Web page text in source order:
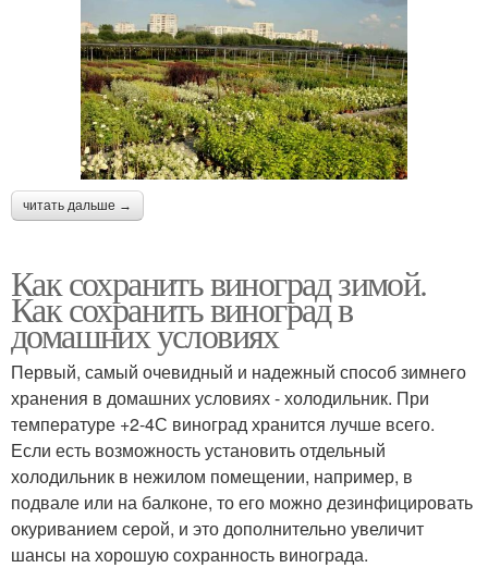
читать дальше →
Как сохранить виноград зимой.
Как сохранить виноград в
домашних условиях
Первый, самый очевидный и надежный способ зимнего
хранения в домашних условиях - холодильник. При
температуре +2-4С виноград хранится лучше всего.
Если есть возможность установить отдельный
холодильник в нежилом помещении, например, в
подвале или на балконе, то его можно дезинфицировать
окуриванием серой, и это дополнительно увеличит
шансы на хорошую сохранность винограда.